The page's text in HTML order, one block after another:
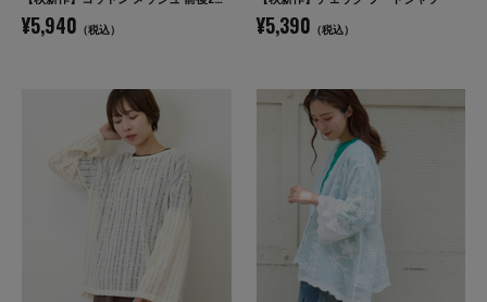
¥5,940 （税込） ¥5,390 （税込）